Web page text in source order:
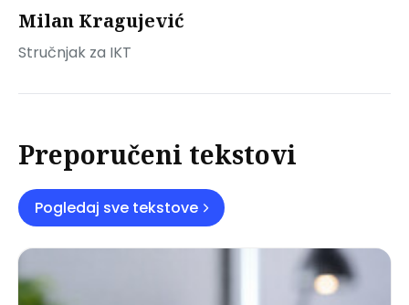
Milan Kragujević
Stručnjak za IKT
Preporučeni tekstovi
Pogledaj sve tekstove